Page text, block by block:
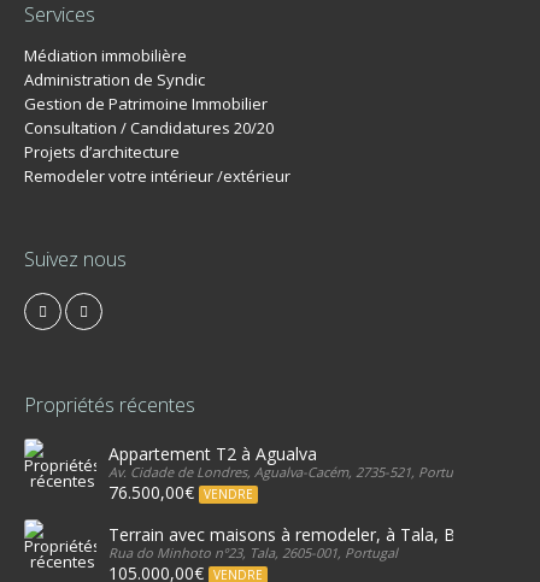
Services
Médiation immobilière
Administration de Syndic
Gestion de Patrimoine Immobilier
Consultation / Candidatures 20/20
Projets d’architecture
Remodeler votre intérieur /extérieur
Suivez nous
Propriétés récentes
Appartement T2 à Agualva
Av. Cidade de Londres, Agualva-Cacém, 2735-521, Portugal
76.500,00€ VENDRE
Terrain avec maisons à remodeler, à Tala, Belas.
Rua do Minhoto nº23, Tala, 2605-001, Portugal
105.000,00€ VENDRE